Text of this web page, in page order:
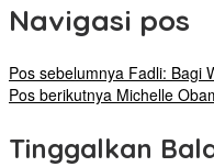
Navigasi pos
Pos sebelumnya Fadli: Bagi
Pos berikutnya Michelle
Tinggalkan